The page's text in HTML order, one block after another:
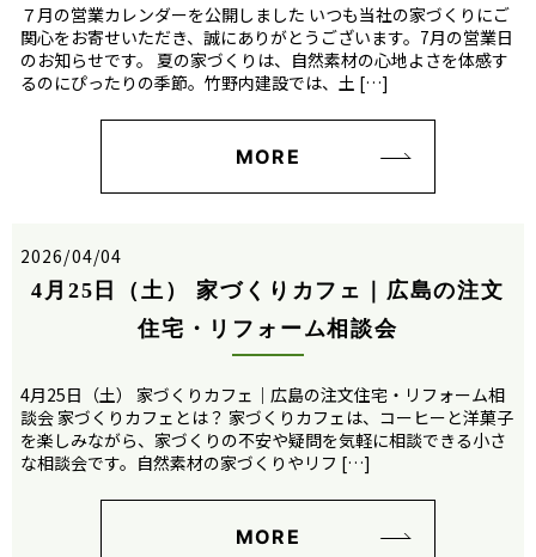
７月の営業カレンダーを公開しました いつも当社の家づくりにご
関心をお寄せいただき、誠にありがとうございます。7月の営業日
のお知らせです。 夏の家づくりは、自然素材の心地よさを体感す
るのにぴったりの季節。竹野内建設では、土 […]
MORE
2026/04/04
4月25日（土） 家づくりカフェ｜広島の注文
住宅・リフォーム相談会
4月25日（土） 家づくりカフェ｜広島の注文住宅・リフォーム相
談会 家づくりカフェとは？ 家づくりカフェは、コーヒーと洋菓子
を楽しみながら、家づくりの不安や疑問を気軽に相談できる小さ
な相談会です。自然素材の家づくりやリフ […]
MORE